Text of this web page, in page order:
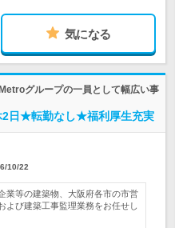
気になる
グループの一員として幅広い事
2日★転勤なし★福利厚生充実
10/22
業等の建築物、大阪府各市の市営
よび建築工事監理業務をお任せし